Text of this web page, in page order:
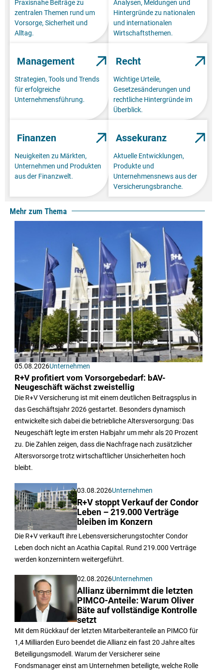
Praxisnahe Beiträge zu
zentralen Themen rund um
Vorsorge, Sicherheit und
Alltag.
Analysen, Meldungen und
Hintergründe zu nationalen
und internationalen
Wirtschaftsthemen.
Management
Strategien, Tools und Trends
für erfolgreiche
Unternehmensführung.
Recht
Wichtige Urteile,
Gesetzesänderungen und
rechtliche Hintergründe im
Überblick.
Finanzen
Neuigkeiten zu Märkten,
Unternehmen und Produkten
aus der Finanzwelt.
Assekuranz
Aktuelle Entwicklungen,
Produkte und
Unternehmensnews aus der
Versicherungsbranche.
Mehr zum Thema
05.08.2026Unternehmen
R+V profitiert vom Vorsorgebedarf: bAV-
Neugeschäft wächst zweistellig
Die R+V Versicherung ist mit einem deutlichen Beitragsplus in
das Geschäftsjahr 2026 gestartet. Besonders dynamisch
entwickelte sich dabei die betriebliche Altersversorgung: Das
Neugeschäft legte im ersten Halbjahr um mehr als 20 Prozent
zu. Die Zahlen zeigen, dass die Nachfrage nach zusätzlicher
Altersvorsorge trotz wirtschaftlicher Unsicherheiten hoch
bleibt.
03.08.2026Unternehmen
R+V stoppt Verkauf der Condor
Leben – 219.000 Verträge
bleiben im Konzern
Die R+V verkauft ihre Lebensversicherungstochter Condor
Leben doch nicht an Acathia Capital. Rund 219.000 Verträge
werden konzernintern weitergeführt.
02.08.2026Unternehmen
Allianz übernimmt die letzten
PIMCO-Anteile: Warum Oliver
Bäte auf vollständige Kontrolle
setzt
Mit dem Rückkauf der letzten Mitarbeiteranteile an PIMCO für
1,4 Milliarden Euro beendet die Allianz ein fast 20 Jahre altes
Beteiligungsmodell. Warum der Versicherer seine
Fondsmanager einst am Unternehmen beteiligte, welche Rolle